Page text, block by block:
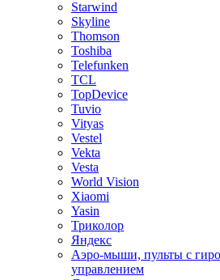
Starwind
Skyline
Thomson
Toshiba
Telefunken
TCL
TopDevice
Tuvio
Vityas
Vestel
Vekta
Vesta
World Vision
Xiaomi
Yasin
Триколор
Яндекс
Аэро-мыши, пульты с
управлением